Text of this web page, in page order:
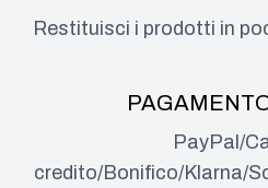
Restituisci i prodotti in
PayPal/
credito/Bonifico/Klarna/